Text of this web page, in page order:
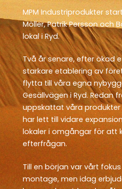
MPM Industriprodukter
Möller, Patrik Persson och
lokal i Ryd.
Två år senare, efter ökad
starkare etablering av
flytta till våra egna
Gesällvägen i Ryd. Redan
uppskattat våra produkter
har lett till vidare
lokaler i omgångar för att
efterfrågan.
Till en början var vårt
montage, men idag